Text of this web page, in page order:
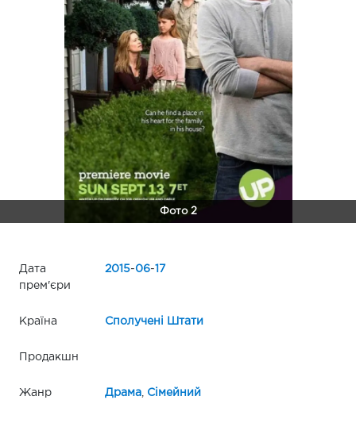
Фото 2
Дата
прем'єри
2015-06- 17
Країна Сполучені Штати
Продакшн
Жанр Драма, Сімейний